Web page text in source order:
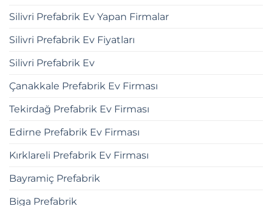
Silivri Prefabrik Ev Yapan Firmalar
Silivri Prefabrik Ev Fiyatları
Silivri Prefabrik Ev
Çanakkale Prefabrik Ev Firması
Tekirdağ Prefabrik Ev Firması
Edirne Prefabrik Ev Firması
Kırklareli Prefabrik Ev Firması
Bayramiç Prefabrik
Biga Prefabrik